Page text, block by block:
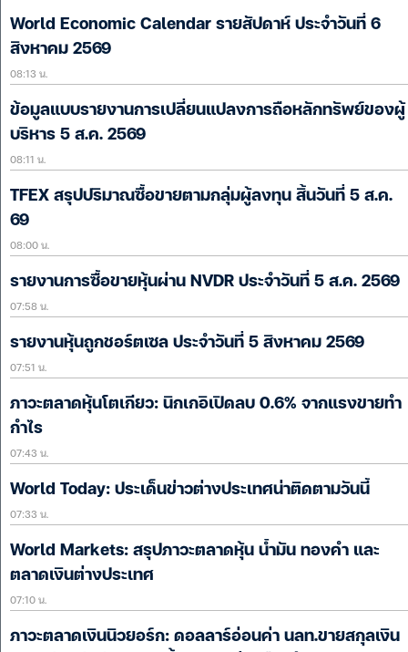
World Economic Calendar รายสัปดาห์ ประจำวันที่ 6
สิงหาคม 2569
08:13 น.
ข้อมูลแบบรายงานการเปลี่ยนแปลงการถือหลักทรัพย์ของผู้
บริหาร 5 ส.ค. 2569
08:11 น.
TFEX สรุปปริมาณซื้อขายตามกลุ่มผู้ลงทุน สิ้นวันที่ 5 ส.ค.
69
08:00 น.
รายงานการซื้อขายหุ้นผ่าน NVDR ประจำวันที่ 5 ส.ค. 2569
07:58 น.
รายงานหุ้นถูกชอร์ตเซล ประจำวันที่ 5 สิงหาคม 2569
07:51 น.
ภาวะตลาดหุ้นโตเกียว: นิกเกอิเปิดลบ 0.6% จากแรงขายทำ
กำไร
07:43 น.
World Today: ประเด็นข่าวต่างประเทศน่าติดตามวันนี้
07:33 น.
World Markets: สรุปภาวะตลาดหุ้น น้ำมัน ทองคำ และ
ตลาดเงินต่างประเทศ
07:10 น.
ภาวะตลาดเงินนิวยอร์ก: ดอลลาร์อ่อนค่า นลท.ขายสกุลเงิน